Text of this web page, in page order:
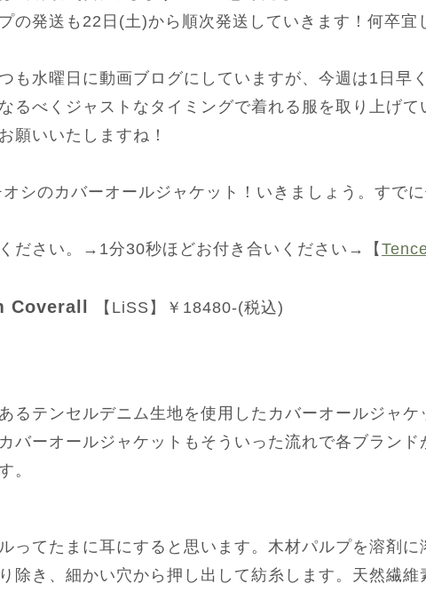
の発送も22日(土)から順次発送していきます！何卒宜
も水曜日に動画ブログにしていますが、今週は1日早
るべくジャストなタイミングで着れる服を取り上げて
願いいたしますね！
シのカバーオールジャケット！いきましょう。すで
ださい。→1分30秒ほどお付き合いください→【
Coverall
【LiSS】￥18480-(税込)
るテンセルデニム生地を使用したカバーオールジャケ
バーオールジャケットもそういった流れで各ブランド
。
ってたまに耳にすると思います。木材パルプを溶剤
除き、細かい穴から押し出して紡糸します。天然繊